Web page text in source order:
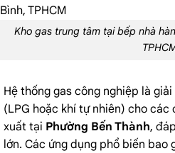
Kho gas trung tâm tại bếp nhà
Hệ thống gas công nghiệp là
(LPG hoặc khí tự nhiên) cho các
xuất tại Phường Bến Thành,
lớn. Các ứng dụng phổ biến bao